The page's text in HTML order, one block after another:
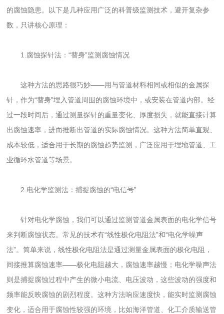
的腐蚀隐患。以下是几种应用广泛的科普级监测技术，避开复杂参
数，只讲核心原理：
1.腐蚀探针法：“替身”监测腐蚀情况
这种方法的思路很巧妙——用与管道材料相同或相似的金属探
针，作为“替身”埋入管道周围的腐蚀环境中，或安装在管道内部。经
过一段时间后，通过测量探针的重量变化、厚度损失，就能直接计算
出腐蚀速率，进而推断出管道的实际腐蚀情况。这种方法简单直观、
成本较低，适合用于长期的腐蚀趋势监测，广泛应用于埋地管道、工
业循环水管道等场景。
2.电化学监测法：捕捉腐蚀的“电信号”
针对电化学腐蚀，我们可以通过监测管道金属表面的电化学信号
来判断腐蚀状态。常见的技术有“线性极化电阻法”和“电化学噪声
法”。简单来说，线性极化电阻法是通过测量金属表面的极化电阻，
间接推算腐蚀速率——极化电阻越大，腐蚀速率越慢；电化学噪声法
则是捕捉腐蚀过程中产生的微小电流、电压波动，这些波动的强度和
频率能反映腐蚀的剧烈程度。这种方法响应速度快，能实时监测腐蚀
变化，适合用于腐蚀性较强的环境，比如海洋管道、化工介质输送管